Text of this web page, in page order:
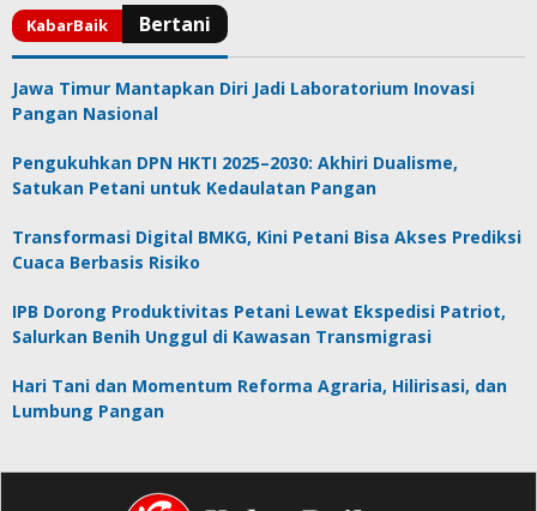
Jawa Timur Mantapkan Diri Jadi Laboratorium Inovasi
Pangan Nasional
Pengukuhkan DPN HKTI 2025–2030: Akhiri Dualisme,
Satukan Petani untuk Kedaulatan Pangan
Transformasi Digital BMKG, Kini Petani Bisa Akses Prediksi
Cuaca Berbasis Risiko
IPB Dorong Produktivitas Petani Lewat Ekspedisi Patriot,
Salurkan Benih Unggul di Kawasan Transmigrasi
Hari Tani dan Momentum Reforma Agraria, Hilirisasi, dan
Lumbung Pangan